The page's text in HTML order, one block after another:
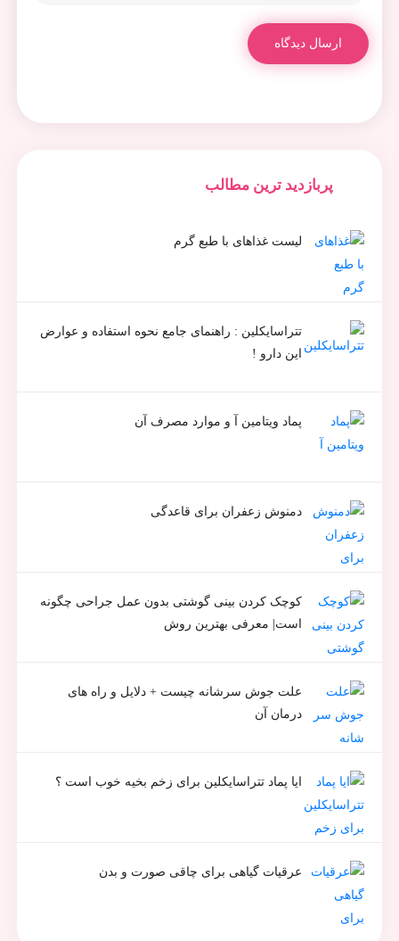
پربازدید ترین مطالب
لیست غذاهای با طبع گرم
تتراسایکلین : راهنمای جامع نحوه استفاده و عوارض
این دارو !
پماد ویتامین آ و موارد مصرف آن
دمنوش زعفران برای قاعدگی
کوچک کردن بینی گوشتی بدون عمل جراحی چگونه
است| معرفی بهترین روش
علت جوش سرشانه چیست + دلایل و راه های
درمان آن
ایا پماد تتراسایکلین برای زخم بخیه خوب است ؟
عرقیات گیاهی برای چاقی صورت و بدن
ارسال دیدگاه